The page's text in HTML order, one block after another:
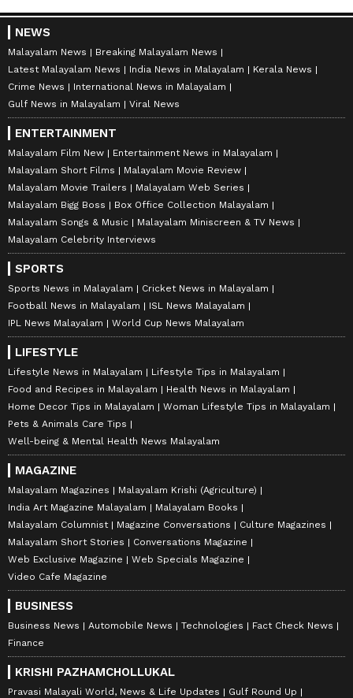
NEWS
Malayalam News
Breaking Malayalam News
Latest Malayalam News
India News in Malayalam
Kerala News
Crime News
International News in Malayalam
Gulf News in Malayalam
Viral News
ENTERTAINMENT
Malayalam Film New
Entertainment News in Malayalam
Malayalam Short Films
Malayalam Movie Review
Malayalam Movie Trailers
Malayalam Web Series
Malayalam Bigg Boss
Box Office Collection Malayalam
Malayalam Songs & Music
Malayalam Miniscreen & TV News
Malayalam Celebrity Interviews
SPORTS
Sports News in Malayalam
Cricket News in Malayalam
Football News in Malayalam
ISL News Malayalam
IPL News Malayalam
World Cup News Malayalam
LIFESTYLE
Lifestyle News in Malayalam
Lifestyle Tips in Malayalam
Food and Recipes in Malayalam
Health News in Malayalam
Home Decor Tips in Malayalam
Woman Lifestyle Tips in Malayalam
Pets & Animals Care Tips
Well-being & Mental Health News Malayalam
MAGAZINE
Malayalam Magazines
Malayalam Krishi (Agriculture)
India Art Magazine Malayalam
Malayalam Books
Malayalam Columnist
Magazine Conversations
Culture Magazines
Malayalam Short Stories
Conversations Magazine
Web Exclusive Magazine
Web Specials Magazine
Video Cafe Magazine
BUSINESS
Business News Automobile News Technologies
Fact Check News
Finance
KRISHI PAZHAMCHOLLUKAL
Pravasi Malayali World, News & Life Updates Gulf Round Up